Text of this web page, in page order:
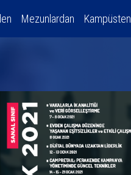
Mezunlardan Kampüsten